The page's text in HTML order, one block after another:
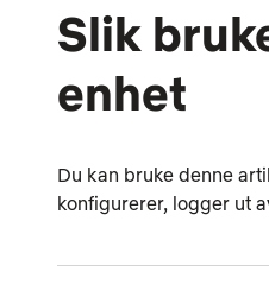
Slik
enhet
Du kan bruke denne
konfigurerer, logger ut